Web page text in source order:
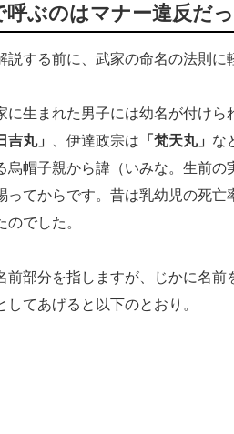
ぶのはマナー違反だ
する前に、武家の命名の法則に
生まれた男子には幼名が付けら
吉丸」 、伊達政宗は 「梵天丸」 な
烏帽子親から諱（いみな。生前
ってからです。昔は乳幼児の死
でした。
部分を指しますが、じかに名前
てあげると以下のとおり。